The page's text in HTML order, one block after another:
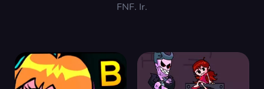
FNF. Ir.